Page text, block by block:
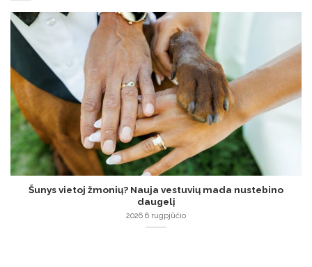
Šunys vietoj žmonių? Nauja vestuvių mada nustebino
daugelį
2026 6 rugpjūčio